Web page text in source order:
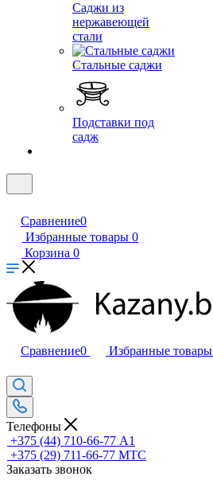
Саджи из
нержавеющей
стали
Стальные саджи
Подставки под
садж
Сравнение0
Избранные товары 0
Корзина 0
Сравнение0 Избранные товары
Телефоны
+375 (44) 710-66-77 А1
+375 (29) 711-66-77 МТС
Заказать звонок